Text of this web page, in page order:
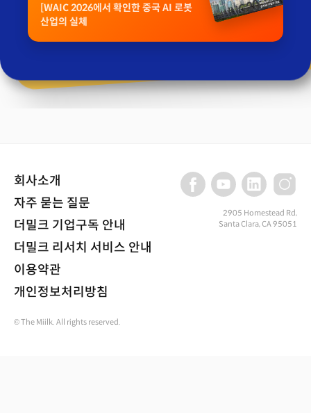
[WAIC 2026에서 확인한 중국 AI 로봇
산업의 실체
회사소개
자주 묻는 질문
더밀크 기업구독 안내
더밀크 리서치 서비스 안내
이용약관
개인정보처리방침
2905 Homestead Rd,
Santa Clara, CA 95051
© The Miilk. All rights reserved.